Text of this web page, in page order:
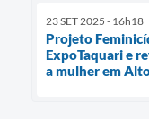
23 SET 2025 - 16h18
Projeto
ExpoTaquari e
a mulher em